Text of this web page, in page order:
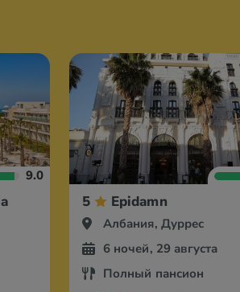
9.0
5 Epidamn
Албания, Дуррес
6 ночей, 29 августа
Полный пансион